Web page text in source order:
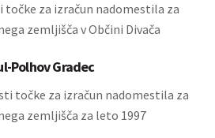
točke za izračun nadomestila za
zemljišča v Občini Divača
Polhov Gradec
točke za izračun nadomestila za
zemljišča za leto 1997